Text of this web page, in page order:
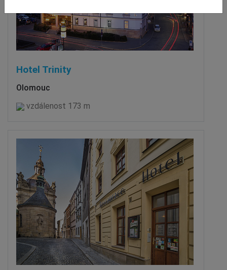
Hotel Trinity
Olomouc
vzdálenost 173 m